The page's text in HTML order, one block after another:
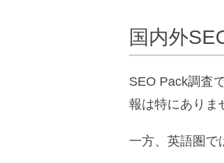
国内外
SEO Pack調査
報は特にありま
一方、英語圏で